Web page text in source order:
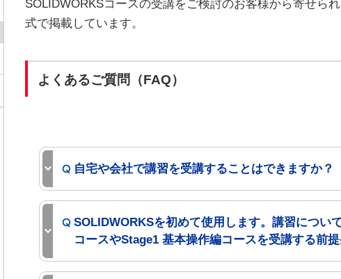
SOLIDWORKSコースの受講をご検討のお客様から寄せら
式で掲載しています。
よくあるご質問（FAQ）
自宅や会社で講習を受講することはできますか？
SOLIDWORKSを初めて使用します。講習につい
コースやStage1 基本操作編コースを受講する前